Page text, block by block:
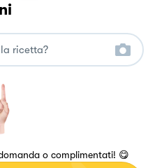
o complimentati! 😋